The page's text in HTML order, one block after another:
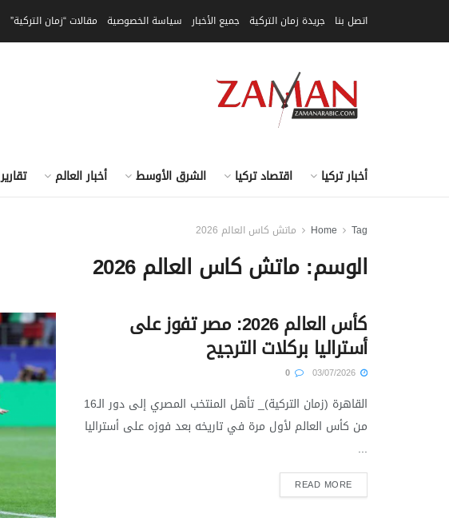
اتصل بنا جريدة زمان التركية جميع الأخبار سياسة الخصوصية مقالات “زمان التركية”
أخبار تركيا اقتصاد تركيا الشرق الأوسط أخبار العالم تقارير
Home Tag ماتش كاس العالم 2026
الوسم:ماتش كاس العالم 2026
كأس العالم 2026: مصر تفوز على
أستراليا بركلات الترجيح
القاهرة (زمان التركية)_ تأهل المنتخب المصري إلى دور الـ16
من كأس العالم لأول مرة في تاريخه بعد فوزه على أستراليا
...
READ MORE